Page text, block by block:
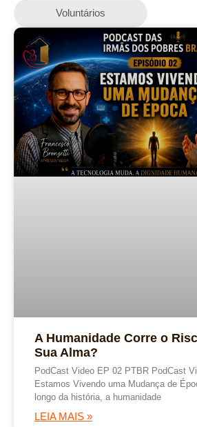
Voluntários
A Humanidade Corre o
Sua Alma?
PodCast Video EP 02 PTBR PodCast
Estamos Vivendo uma Mudança de
longo da história, a humanidade
LEIA MAIS »